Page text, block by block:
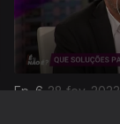
Ep. 6 28 fev. 2023